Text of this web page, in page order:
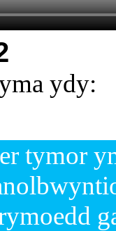
ydy:
tymor